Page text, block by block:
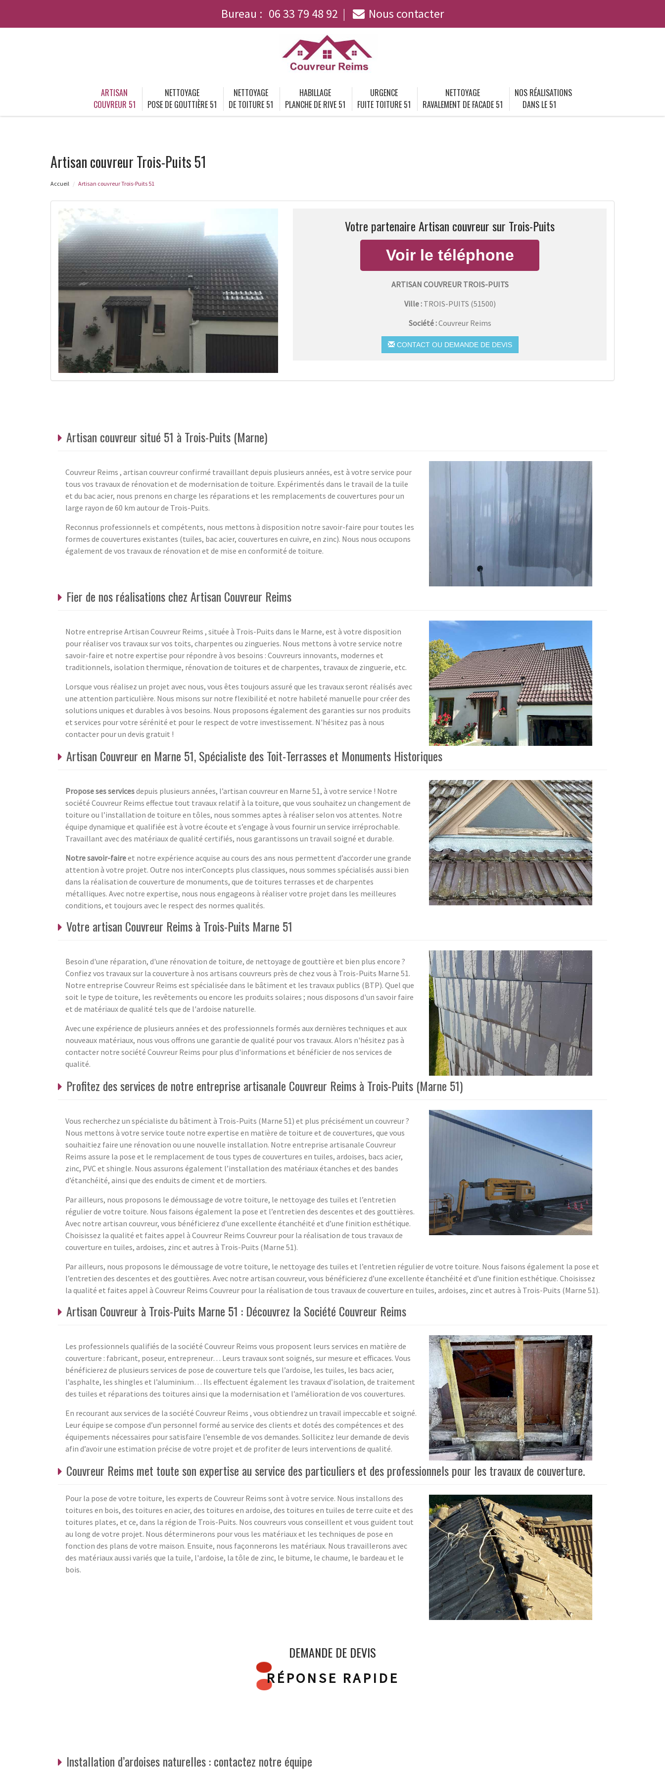
Bureau : 06 33 79 48 92 Nous contacter
ARTISAN
COUVREUR 51
NETTOYAGE
POSE DE GOUTTIÈRE 51
NETTOYAGE
DE TOITURE 51
HABILLAGE
PLANCHE DE RIVE 51
URGENCE
FUITE TOITURE 51
NETTOYAGE
RAVALEMENT DE FACADE 51
NOS RÉALISATIONS
DANS LE 51
Artisan couvreur Trois-Puits 51
Accueil Artisan couvreur Trois-Puits 51
Votre partenaire Artisan couvreur sur Trois-Puits
ARTISAN COUVREUR TROIS-PUITS
Ville : TROIS-PUITS (51500)
Société :Couvreur Reims
CONTACT OU DEMANDE DE DEVIS
Artisan couvreur situé 51 à Trois-Puits (Marne)
Couvreur Reims , artisan couvreur confirmé travaillant depuis plusieurs années, est à votre service pour
tous vos travaux de rénovation et de modernisation de toiture. Expérimentés dans le travail de la tuile
et du bac acier, nous prenons en charge les réparations et les remplacements de couvertures pour un
large rayon de 60 km autour de Trois-Puits.
Reconnus professionnels et compétents, nous mettons à disposition notre savoir-faire pour toutes les
formes de couvertures existantes (tuiles, bac acier, couvertures en cuivre, en zinc). Nous nous occupons
également de vos travaux de rénovation et de mise en conformité de toiture.
Fier de nos réalisations chez Artisan Couvreur Reims
Notre entreprise Artisan Couvreur Reims , située à Trois-Puits dans le Marne, est à votre disposition
pour réaliser vos travaux sur vos toits, charpentes ou zingueries. Nous mettons à votre service notre
savoir-faire et notre expertise pour répondre à vos besoins : Couvreurs innovants, modernes et
traditionnels, isolation thermique, rénovation de toitures et de charpentes, travaux de zinguerie, etc.
Lorsque vous réalisez un projet avec nous, vous êtes toujours assuré que les travaux seront réalisés avec
une attention particulière. Nous misons sur notre flexibilité et notre habileté manuelle pour créer des
solutions uniques et durables à vos besoins. Nous proposons également des garanties sur nos produits
et services pour votre sérénité et pour le respect de votre investissement. N'hésitez pas à nous
contacter pour un devis gratuit !
Artisan Couvreur en Marne 51, Spécialiste des Toit-Terrasses et Monuments Historiques
Propose ses servicesdepuis plusieurs années, l’artisan couvreur en Marne 51, à votre service ! Notre
société Couvreur Reims effectue tout travaux relatif à la toiture, que vous souhaitez un changement de
toiture ou l’installation de toiture en tôles, nous sommes aptes à réaliser selon vos attentes. Notre
équipe dynamique et qualifiée est à votre écoute et s’engage à vous fournir un service irréprochable.
Travaillant avec des matériaux de qualité certifiés, nous garantissons un travail soigné et durable.
Notre savoir-faireet notre expérience acquise au cours des ans nous permettent d’accorder une grande
attention à votre projet. Outre nos interConcepts plus classiques, nous sommes spécialisés aussi bien
dans la réalisation de couverture de monuments, que de toitures terrasses et de charpentes
métalliques. Avec notre expertise, nous nous engageons à réaliser votre projet dans les meilleures
conditions, et toujours avec le respect des normes qualités.
Votre artisan Couvreur Reims à Trois-Puits Marne 51
Besoin d'une réparation, d'une rénovation de toiture, de nettoyage de gouttière et bien plus encore ?
Confiez vos travaux sur la couverture à nos artisans couvreurs près de chez vous à Trois-Puits Marne 51.
Notre entreprise Couvreur Reims est spécialisée dans le bâtiment et les travaux publics (BTP). Quel que
soit le type de toiture, les revêtements ou encore les produits solaires ; nous disposons d'un savoir faire
et de matériaux de qualité tels que de l'ardoise naturelle.
Avec une expérience de plusieurs années et des professionnels formés aux dernières techniques et aux
nouveaux matériaux, nous vous offrons une garantie de qualité pour vos travaux. Alors n'hésitez pas à
contacter notre société Couvreur Reims pour plus d'informations et bénéficier de nos services de
qualité.
Profitez des services de notre entreprise artisanale Couvreur Reims à Trois-Puits (Marne 51)
Vous recherchez un spécialiste du bâtiment à Trois-Puits (Marne 51) et plus précisément un couvreur ?
Nous mettons à votre service toute notre expertise en matière de toiture et de couvertures, que vous
souhaitiez faire une rénovation ou une nouvelle installation. Notre entreprise artisanale Couvreur
Reims assure la pose et le remplacement de tous types de couvertures en tuiles, ardoises, bacs acier,
zinc, PVC et shingle. Nous assurons également l’installation des matériaux étanches et des bandes
d’étanchéité, ainsi que des enduits de ciment et de mortiers.
Par ailleurs, nous proposons le démoussage de votre toiture, le nettoyage des tuiles et l’entretien
régulier de votre toiture. Nous faisons également la pose et l’entretien des descentes et des gouttières.
Avec notre artisan couvreur, vous bénéficierez d’une excellente étanchéité et d’une finition esthétique.
Choisissez la qualité et faites appel à Couvreur Reims Couvreur pour la réalisation de tous travaux de
couverture en tuiles, ardoises, zinc et autres à Trois-Puits (Marne 51).
Par ailleurs, nous proposons le démoussage de votre toiture, le nettoyage des tuiles et l’entretien régulier de votre toiture. Nous faisons également la pose et
l’entretien des descentes et des gouttières. Avec notre artisan couvreur, vous bénéficierez d’une excellente étanchéité et d’une finition esthétique. Choisissez
la qualité et faites appel à Couvreur Reims Couvreur pour la réalisation de tous travaux de couverture en tuiles, ardoises, zinc et autres à Trois-Puits (Marne 51).
Artisan Couvreur à Trois-Puits Marne 51 : Découvrez la Société Couvreur Reims
Les professionnels qualifiés de la société Couvreur Reims vous proposent leurs services en matière de
couverture : fabricant, poseur, entrepreneur… Leurs travaux sont soignés, sur mesure et efficaces. Vous
bénéficierez de plusieurs services de pose de couverture tels que l’ardoise, les tuiles, les bacs acier,
l’asphalte, les shingles et l’aluminium… Ils effectuent également les travaux d’isolation, de traitement
des tuiles et réparations des toitures ainsi que la modernisation et l’amélioration de vos couvertures.
En recourant aux services de la société Couvreur Reims , vous obtiendrez un travail impeccable et soigné.
Leur équipe se compose d’un personnel formé au service des clients et dotés des compétences et des
équipements nécessaires pour satisfaire l’ensemble de vos demandes. Sollicitez leur demande de devis
afin d’avoir une estimation précise de votre projet et de profiter de leurs interventions de qualité.
Couvreur Reims met toute son expertise au service des particuliers et des professionnels pour les travaux de couverture.
Pour la pose de votre toiture, les experts de Couvreur Reims sont à votre service. Nous installons des
toitures en bois, des toitures en acier, des toitures en ardoise, des toitures en tuiles de terre cuite et des
toitures plates, et ce, dans la région de Trois-Puits. Nos couvreurs vous conseillent et vous guident tout
au long de votre projet. Nous déterminerons pour vous les matériaux et les techniques de pose en
fonction des plans de votre maison. Ensuite, nous façonnerons les matériaux. Nous travaillerons avec
des matériaux aussi variés que la tuile, l'ardoise, la tôle de zinc, le bitume, le chaume, le bardeau et le
bois.
DEMANDE DE DEVIS
RÉPONSE RAPIDE
Installation d’ardoises naturelles : contactez notre équipe